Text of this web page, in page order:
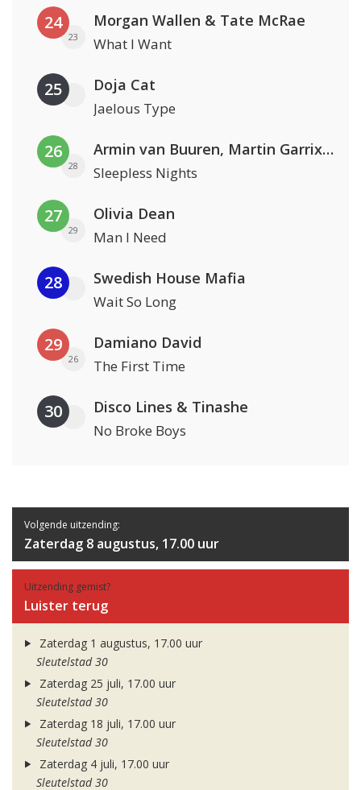
24
23
Morgan Wallen & Tate McRae
What I Want
25 Doja Cat
Jaelous Type
26
28
Armin van Buuren, Martin Garrix & Libby Whitehouse
Sleepless Nights
27
29
Olivia Dean
Man I Need
28 Swedish House Mafia
Wait So Long
29
26
Damiano David
The First Time
30 Disco Lines & Tinashe
No Broke Boys
Volgende uitzending:
Zaterdag 8 augustus, 17.00 uur
Uitzending gemist?
Luister terug
Zaterdag 1 augustus, 17.00 uur
Sleutelstad 30
Zaterdag 25 juli, 17.00 uur
Sleutelstad 30
Zaterdag 18 juli, 17.00 uur
Sleutelstad 30
Zaterdag 4 juli, 17.00 uur
Sleutelstad 30